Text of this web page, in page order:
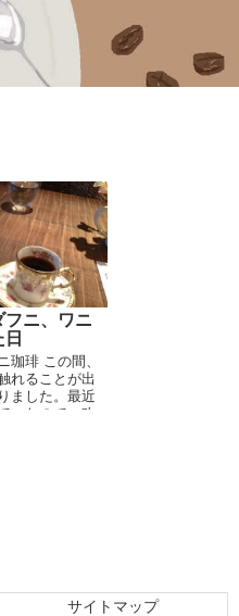
フニ、ワニ
珈琲 この間、
れることが出
ました。最近
いたので、改
サイトマップ